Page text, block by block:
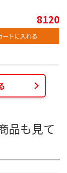
8120
ートに入れる
品も見て